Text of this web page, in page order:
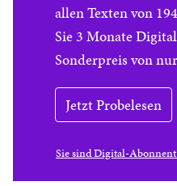
allen Texten von
Sie 3 Monate
Sonderpreis von
Jetzt Probelesen
Sie sind Digital-